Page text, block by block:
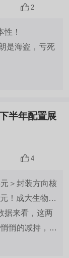
2
！
是海盗，亏死
4
＞封装方向核
！成大生物发
亿分红几百
思星灵创业投
金，资金专
据来看，这两
悄的减持，减
盘，所以看着